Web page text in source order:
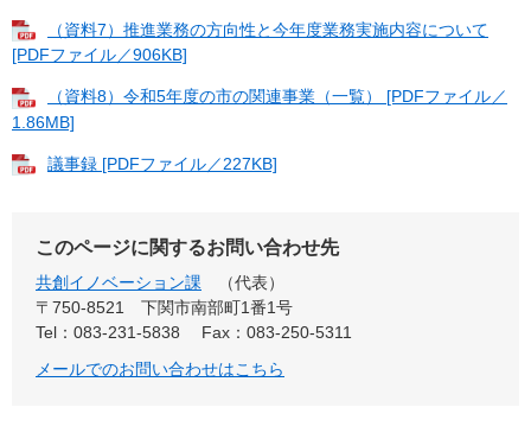
（資料7）推進業務の方向性と今年度業務実施内容について
[PDFファイル／906KB]
（資料8）令和5年度の市の関連事業（一覧） [PDFファイル／
1.86MB]
議事録 [PDFファイル／227KB]
このページに関するお問い合わせ先
共創イノベーション課
代表
〒750-8521
下関市南部町1番1号
Tel：083-231-5838
Fax：083-250-5311
メールでのお問い合わせはこちら